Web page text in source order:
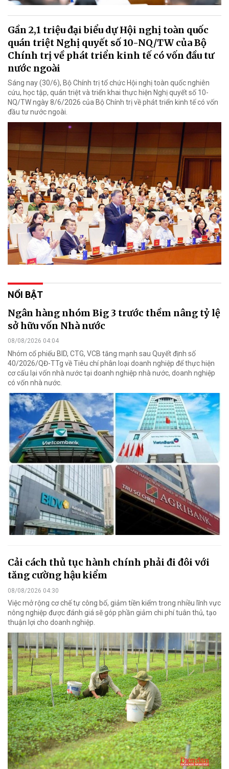
Gần 2,1 triệu đại biểu dự Hội nghị toàn quốc
quán triệt Nghị quyết số 10-NQ/TW của Bộ
Chính trị về phát triển kinh tế có vốn đầu tư
nước ngoài
Sáng nay (30/6), Bộ Chính trị tổ chức Hội nghị toàn quốc nghiên
cứu, học tập, quán triệt và triển khai thực hiện Nghị quyết số 10-
NQ/TW ngày 8/6/2026 của Bộ Chính trị về phát triển kinh tế có vốn
đầu tư nước ngoài.
NỔI BẬT
Ngân hàng nhóm Big 3 trước thềm nâng tỷ lệ
sở hữu vốn Nhà nước
08/08/2026 04:04
Nhóm cổ phiếu BID, CTG, VCB tăng mạnh sau Quyết định số
40/2026/QĐ-TTg về Tiêu chí phân loại doanh nghiệp để thực hiện
cơ cấu lại vốn nhà nước tại doanh nghiệp nhà nước, doanh nghiệp
có vốn nhà nước.
Cải cách thủ tục hành chính phải đi đôi với
tăng cường hậu kiểm
08/08/2026 04:30
Việc mở rộng cơ chế tự công bố, giảm tiền kiểm trong nhiều lĩnh vực
nông nghiệp được đánh giá sẽ góp phần giảm chi phí tuân thủ, tạo
thuận lợi cho doanh nghiệp.